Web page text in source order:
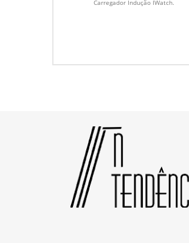
Carregador Indução IWatch.